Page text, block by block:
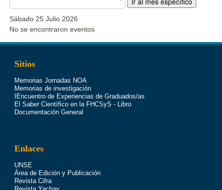
Sábado 25 Julio 2026
No se encontraron eventos
Sitios
Memorias Jornadas NOA
Memorias de investigación
IEncuentro de Experiencias de Graduados/as
El Saber Científico en la FHCSyS - Libro
Documentación General
Enlaces
UNSE
Área de Edición y Publicación
Revista Cifra